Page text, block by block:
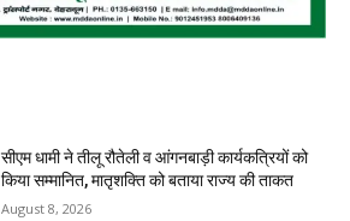
सीएम धामी ने तीलू रौतेली व आंगनबाड़ी कार्यकत्रियों को
किया सम्मानित, मातृशक्ति को बताया राज्य की ताकत
August 8, 2026